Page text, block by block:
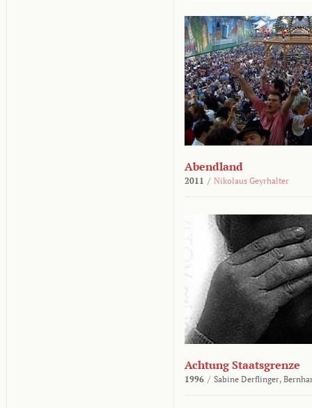
Abendland
2011 / Nikolaus Geyrhalter
Achtung Staatsgrenze
1996 / Sabine Derflinger,